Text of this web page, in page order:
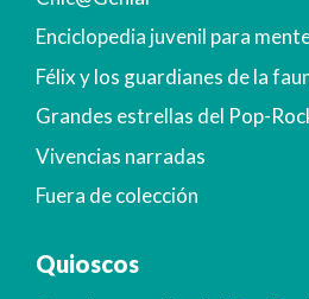
Enciclopedia juvenil para
Félix y los guardianes de la
Grandes estrellas del Pop-
Vivencias narradas
Fuera de colección
Quioscos